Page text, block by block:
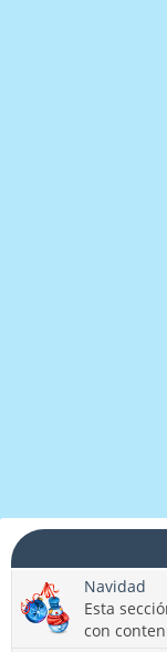
Navidad
Esta
con